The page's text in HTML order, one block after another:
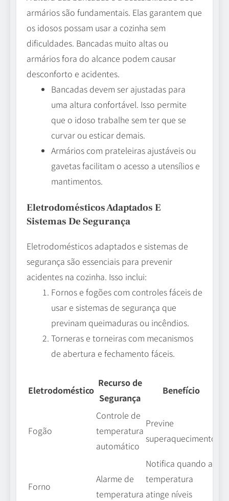
armários são fundamentais. Elas garantem que
os idosos possam usar a cozinha sem
dificuldades. Bancadas muito altas ou
armários fora do alcance podem causar
desconforto e acidentes.
Bancadas devem ser ajustadas para
uma altura confortável. Isso permite
que o idoso trabalhe sem ter que se
curvar ou esticar demais.
Armários com prateleiras ajustáveis ou
gavetas facilitam o acesso a utensílios e
mantimentos.
Eletrodomésticos Adaptados E
Sistemas De Segurança
Eletrodomésticos adaptados e sistemas de
segurança são essenciais para prevenir
acidentes na cozinha. Isso inclui:
Fornos e fogões com controles fáceis de
usar e sistemas de segurança que
previnam queimaduras ou incêndios.
Torneras e torneiras com mecanismos
de abertura e fechamento fáceis.
Eletrodoméstico
Recurso de
Segurança
Benefício
Fogão
Controle de
temperatura
automático
Previne
superaquecimento
Forno
Alarme de
temperatura
Notifica quando a
temperatura
atinge níveis